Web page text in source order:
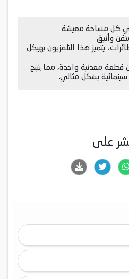
كل مساحة معيشة
يتميز هذا التلفزيون بهيكل
قطعة معدنية واحدة، مما يتيح
سينمائية بشكل مثالي.
على